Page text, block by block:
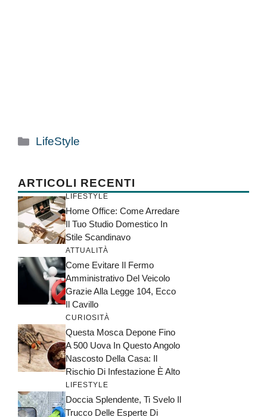
Categorie
LifeStyle
ARTICOLI RECENTI
LIFESTYLE
Home Office: Come Arredare
Il Tuo Studio Domestico In
Stile Scandinavo
ATTUALITÀ
Come Evitare Il Fermo
Amministrativo Del Veicolo
Grazie Alla Legge 104, Ecco
Il Cavillo
CURIOSITÀ
Questa Mosca Depone Fino
A 500 Uova In Questo Angolo
Nascosto Della Casa: Il
Rischio Di Infestazione È Alto
LIFESTYLE
Doccia Splendente, Ti Svelo Il
Trucco Delle Esperte Di